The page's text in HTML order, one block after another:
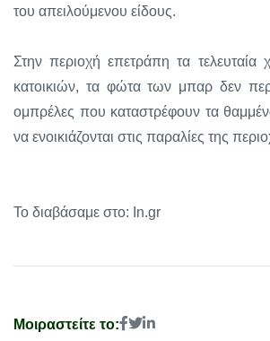
του απειλούμενου είδους.
Στην περιοχή επετράπη τα τελευταία
κατοικιών, τα φώτα των μπαρ δεν
ομπρέλες που καταστρέφουν τα
να ενοικιάζονται στις παραλίες της
Το διαβάσαμε στο: In.gr
Μοιραστείτε το: